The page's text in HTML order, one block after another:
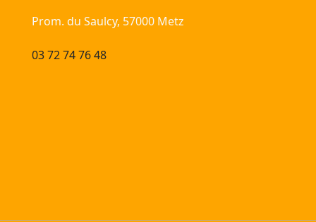
Prom. du Saulcy, 57000 Metz
03 72 74 76 48